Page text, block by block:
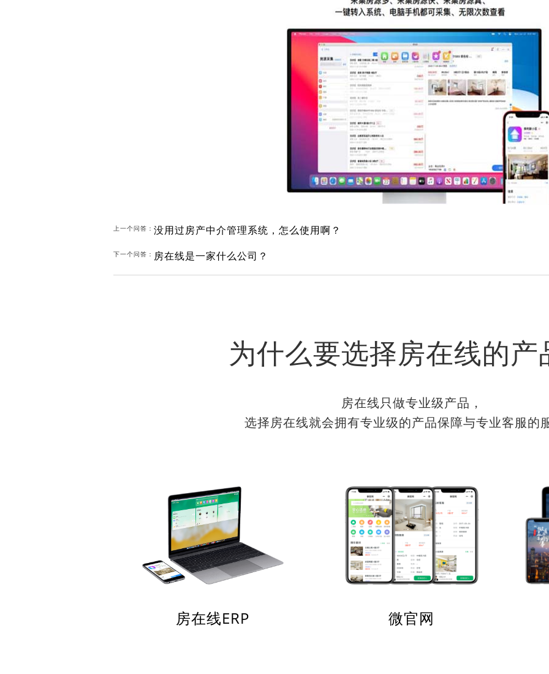
上一个问答： 没用过房产中介管理系统，怎么使用啊？
下一个问答： 房在线是一家什么公司？
为什么要选择房在线的产
房在线只做专业级产品，
选择房在线就会拥有专业级的产品保障与专业客服的
房在线ERP 微官网